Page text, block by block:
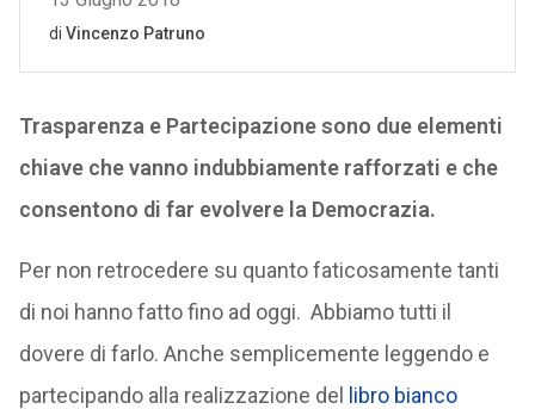
Trasparenza e Partecipazione sono due elementi
chiave che vanno indubbiamente rafforzati e che
consentono di far evolvere la Democrazia.
Per non retrocedere su quanto faticosamente tanti
di noi hanno fatto fino ad oggi. Abbiamo tutti il
dovere di farlo. Anche semplicemente leggendo e
partecipando alla realizzazione del
libro bianco